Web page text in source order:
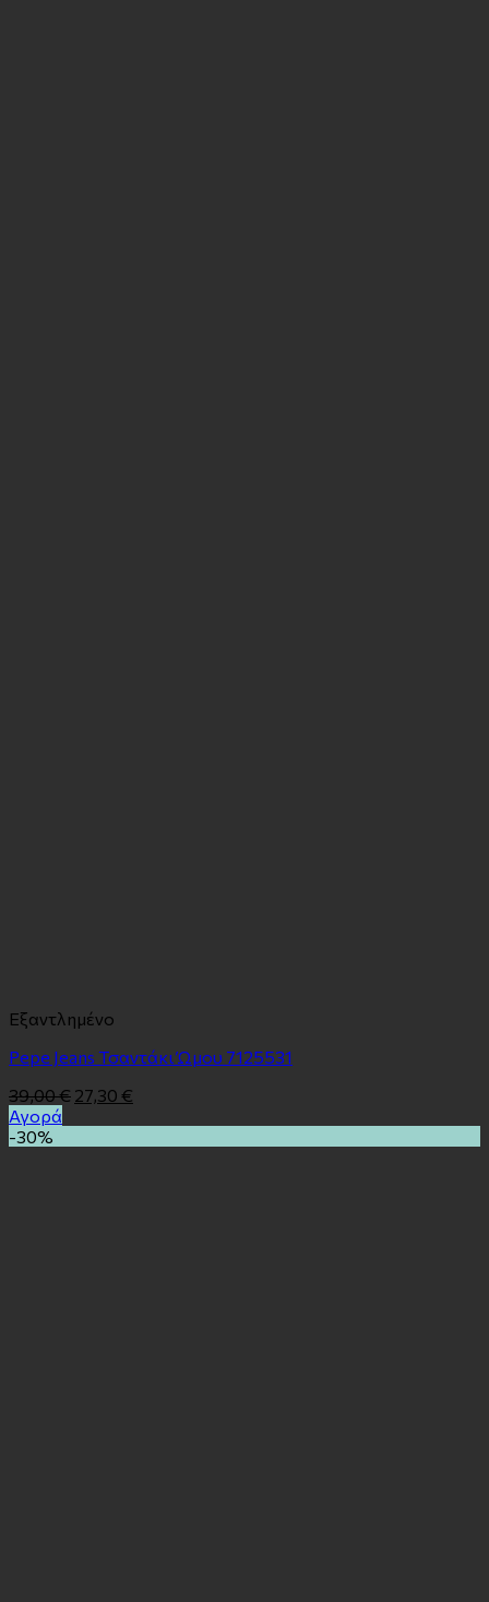
Εξαντλημένο
Pepe Jeans Τσαντάκι Ώμου 7125531
39,00€ 27,30 €
Αγορά
-30%